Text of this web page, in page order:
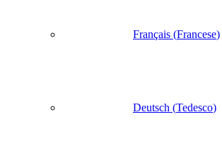
Français (Francese)
Deutsch (Tedesco)